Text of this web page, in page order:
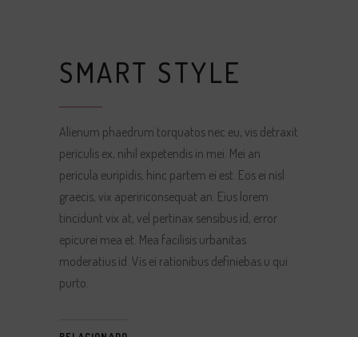
SMART STYLE
Alienum phaedrum torquatos nec eu, vis detraxit
periculis ex, nihil expetendis in mei. Mei an
pericula euripidis, hinc partem ei est. Eos ei nisl
graecis, vix apeririconsequat an. Eius lorem
tincidunt vix at, vel pertinax sensibus id, error
epicurei mea et. Mea facilisis urbanitas
moderatius id. Vis ei rationibus definiebas u qui
purto.